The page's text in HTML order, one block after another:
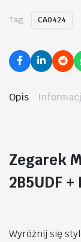
Tag: CA0424
Opis
Zegarek
2B5UDF +
Wyróżnij się